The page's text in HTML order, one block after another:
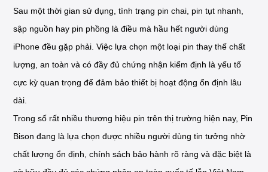
Sau một thời gian sử dụng, tình trạng pin chai, pin tụt nhanh,
sập nguồn hay pin phồng là điều mà hầu hết người dùng
iPhone đều gặp phải. Việc lựa chọn một loại pin thay thế chất
lượng, an toàn và có đầy đủ chứng nhận kiểm định là yếu tố
cực kỳ quan trọng để đảm bảo thiết bị hoạt động ổn định lâu
dài.
Trong số rất nhiều thương hiệu pin trên thị trường hiện nay, Pin
Bison đang là lựa chọn được nhiều người dùng tin tưởng nhờ
chất lượng ổn định, chính sách bảo hành rõ ràng và đặc biệt là